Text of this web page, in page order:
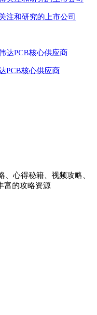
注和研究的上市公司
PCB核心供应商
、心得秘籍、视频攻略、
富的攻略资源